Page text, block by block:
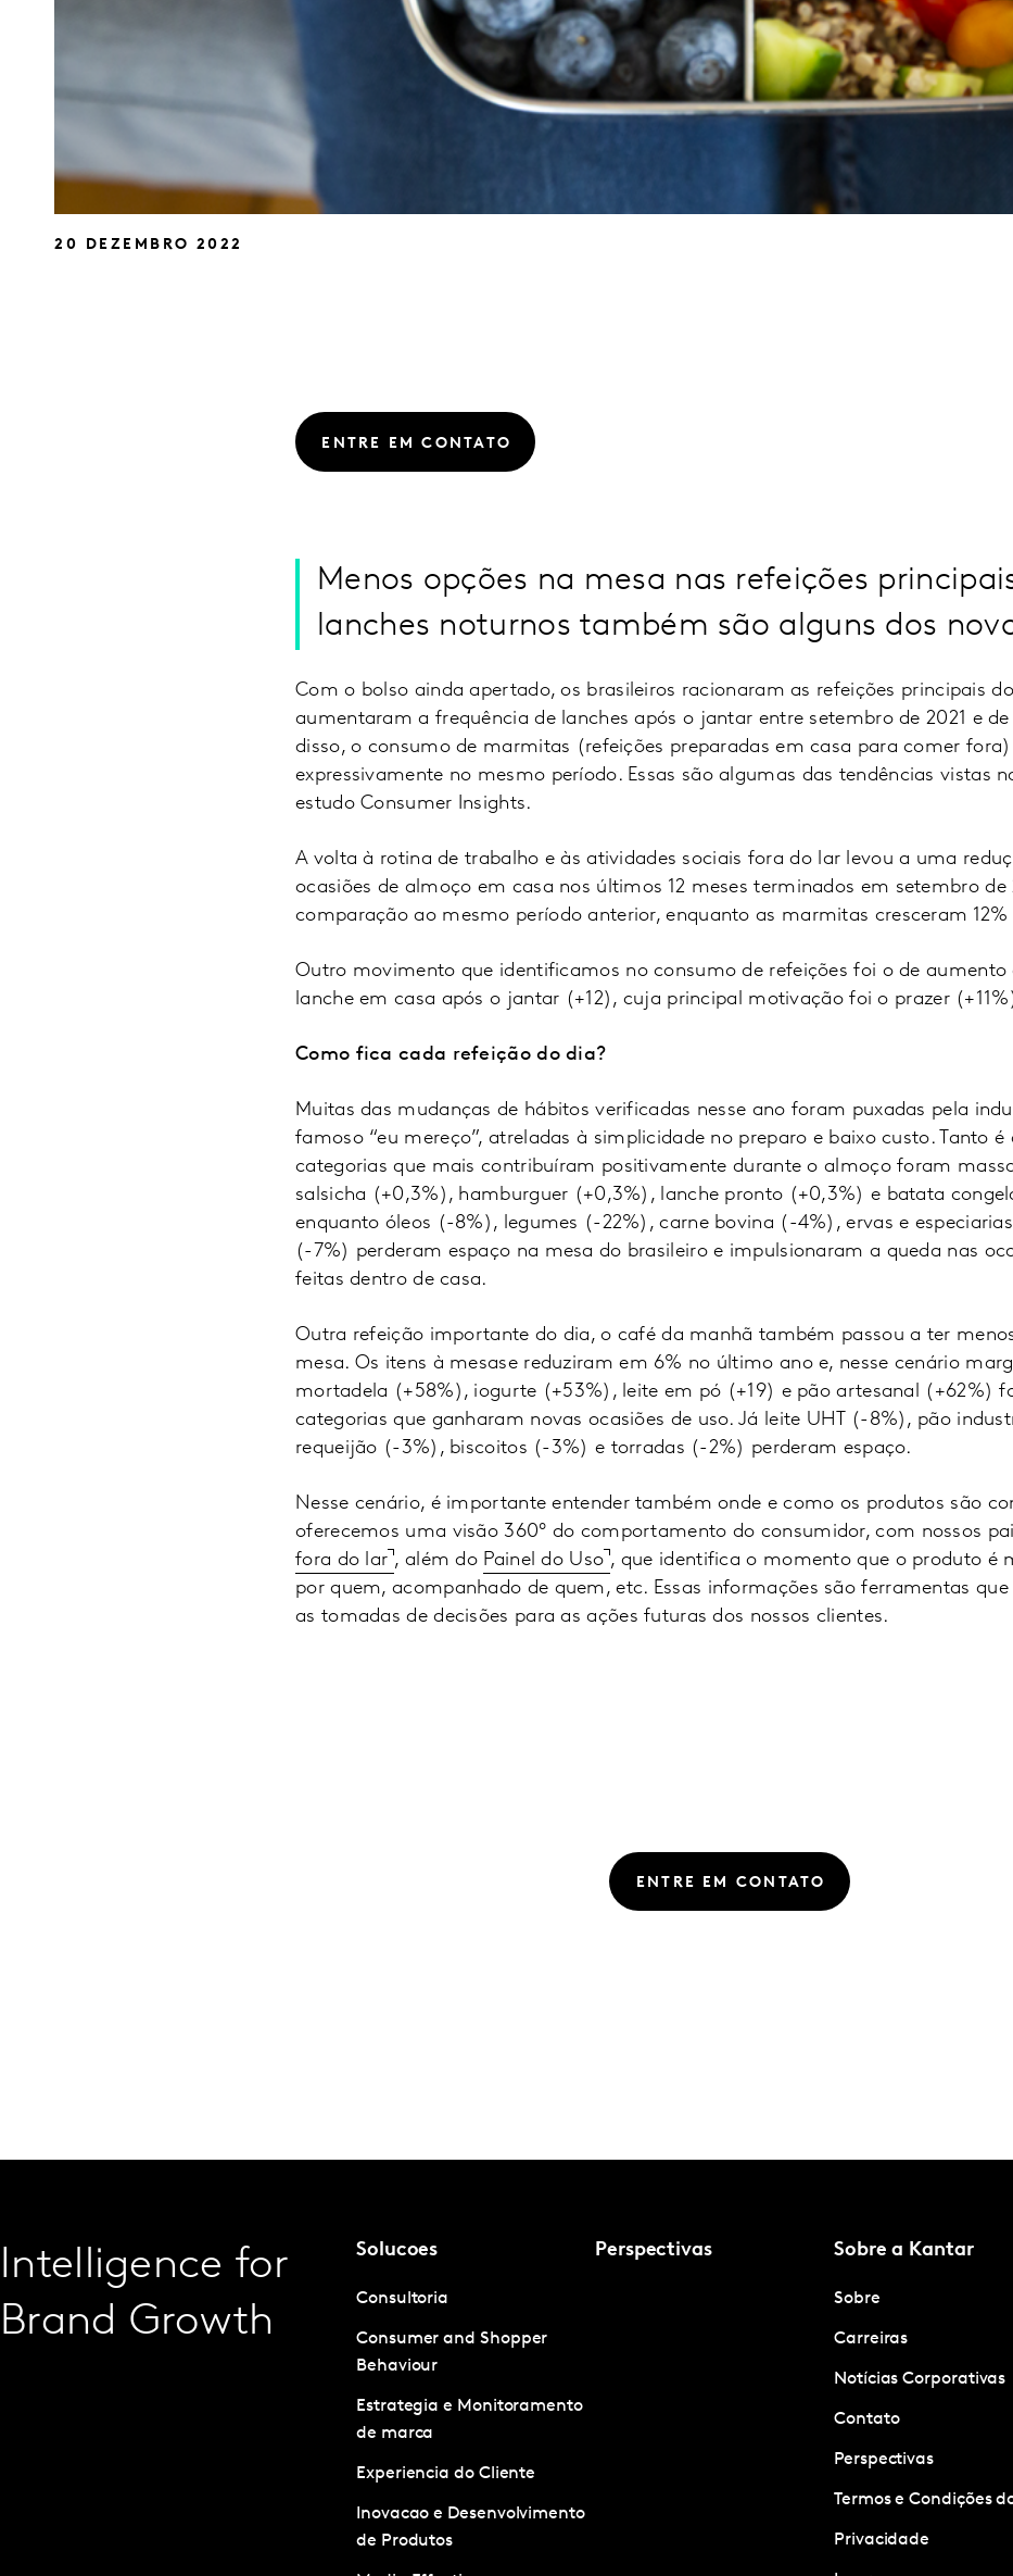
20 DEZEMBRO 2022
ENTRE EM CONTATO
Menos opções na mesa nas refeições
lanches noturnos também são alguns dos
Com o bolso ainda apertado, os brasileiros racionaram as refeições principais
aumentaram a frequência de lanches após o jantar entre setembro de 2021 e de
disso, o consumo de marmitas (refeições preparadas em casa para comer fora)
expressivamente no mesmo período. Essas são algumas das tendências vistas
estudo Consumer Insights.
A volta à rotina de trabalho e às atividades sociais fora do lar levou a uma
ocasiões de almoço em casa nos últimos 12 meses terminados em setembro de
comparação ao mesmo período anterior, enquanto as marmitas cresceram 12%
Outro movimento que identificamos no consumo de refeições foi o de aumento
lanche em casa após o jantar (+12), cuja principal motivação foi o prazer
Como fica cada refeição do dia?
Muitas das mudanças de hábitos verificadas nesse ano foram puxadas pela
famoso “eu mereço”, atreladas à simplicidade no preparo e baixo custo. Tanto é
categorias que mais contribuíram positivamente durante o almoço foram
salsicha (+0,3%), hamburguer (+0,3%), lanche pronto (+0,3%) e batata
enquanto óleos (-8%), legumes (-22%), carne bovina (-4%), ervas e
(-7%) perderam espaço na mesa do brasileiro e impulsionaram a queda nas
feitas dentro de casa.
Outra refeição importante do dia, o café da manhã também passou a ter
mesa. Os itens à mesase reduziram em 6% no último ano e, nesse cenário
mortadela (+58%), iogurte (+53%), leite em pó (+19) e pão artesanal (+62%)
categorias que ganharam novas ocasiões de uso. Já leite UHT (-8%), pão
requeijão (-3%), biscoitos (-3%) e torradas (-2%) perderam espaço.
Nesse cenário, é importante entender também onde e como os produtos são
oferecemos uma visão 360º do comportamento do consumidor, com nossos
fora do lar , além do Painel do Uso , que identifica o momento que o produto é
por quem, acompanhado de quem, etc. Essas informações são ferramentas
as tomadas de decisões para as ações futuras dos nossos clientes.
ENTRE EM CONTATO
Intelligence for
Brand Growth
Solucoes
Consultoria
Consumer and Shopper
Behaviour
Estrategia e Monitoramento
de marca
Experiencia do Cliente
Inovacao e Desenvolvimento
de Produtos
Perspectivas Sobre a Kantar
Sobre
Carreiras
Notícias Corporativas
Contato
Perspectivas
Termos e Condições
Privacidade